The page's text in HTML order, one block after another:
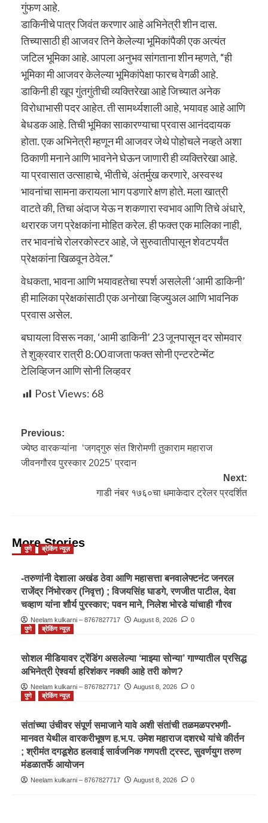
गुंफण आहे.
डाकिनीचे पात्र जिवंत करणार आहे अभिनेत्री शीन दास.
तिच्यासाठी ही आजवर तिने केलेल्या भूमिकांपैकी एक अत्यंत
जटिल भूमिका आहे. आपला अनुभव सांगताना शीन म्हणते, “ही
भूमिका मी आजवर केलेल्या भूमिकांपेक्षा फारच वेगळी आहे.
डाकिनी ही खूप गुंतगुंतीची व्यक्तिरेखा आहे जिच्यात अनेक
विरोधाभासी पदर आहेत. ती सामर्थ्यशाली आहे, भयावह आहे आणि
बेधडक आहे. तिची भूमिका साकारण्याचा प्रवास आनंददायक
होता. एक अभिनेत्री म्हणून मी आजवर जेथे पोहोचले नव्हते अशा
ठिकाणी मनाने आणि भावनेने घेऊन जाणारी ही व्यक्तिरेखा आहे.
या प्रवासात उत्साहाचे, भीतीचे, अंतर्मुख करणारे, अस्वस्थ
भावनांचा सामना करायला भाग पडणारे क्षण होते. मला खात्री
वाटते की, तिचा अंदाज येऊ न शकणारा स्वभाव आणि तिचे अंधारे,
थरारक जग प्रेक्षकांना मोहित करेल. ही फक्त एक मालिका नाही,
तर भावनांचे रोलरकोस्टर आहे, जे सुरुवातीपासून शेवटपर्यंत
प्रेक्षकांना खिळवून ठेवेल.”
वेधकता, भावना आणि भयावहतेचा स्पर्श असलेली ‘आमी डाकिनी’
ही मालिका प्रेक्षकांसाठी एक अनोखा व्हिज्युअल आणि भावनिक
प्रवास असेल.
बघायला विसरू नका, ‘आमी डाकिनी’ 23 जूनपासून दर सोमवार
ते शुक्रवार रात्री 8:00 वाजता फक्त सोनी एन्टरटेन्मेंट
टेलिव्हिजन आणि सोनी लिव्हवर
Post Views: 68
Previous:
ज्येष्ठ वारकऱ्यांना ‘जगद्गुरु संत शिरोमणी तुकाराम महाराज
जीवनगौरव पुरस्कार 2025’ प्रदान
Next:
गाडी नंबर १७६०चा धमाकेदार ट्रेलर प्रदर्शित
More Stories
पुणे ब्रेकिंग न्यूज़
-तरुणांनी देशाला अखंड ठेवा आणि महासत्ता बनवालेफ्टनंट जनरल
राजेंद्र निंभोरकर (निवृत्त) ; विजयसिंह घाडगे, रणजीत पाटील, देवा
चव्हाण यांना शौर्य पुरस्कार; पवन माने, निलेश भोरडे यांचाही गौरव
Neelam kulkarni – 8767827717 August 8, 2026
0
पुणे
ब्रेकिंग न्यूज़
सोशल मीडियावर ट्रेंडिंग असलेल्या ‘माझ्या सोन्या’ गाण्यातील प्रसिद्ध
अभिनेत्री ऐश्वर्या हरिशंकर नक्की आहे तरी कोण?
Neelam kulkarni – 8767827717 August 8, 2026
0
पुणे
ब्रेकिंग न्यूज़
संतांच्या उंचीवर संपूर्ण समाजाने यावे अशी संतांची तळमळपरभणी-
मानवत येथील वारकरीभूषण ह.भ.प. उमेश महाराज दशरथे यांचे कीर्तन
; श्रीमंत दगडूशेठ हलवाई सार्वजनिक गणपती ट्रस्ट, सुवर्णयुग तरुण
मंडळातर्फे आयोजन
Neelam kulkarni – 8767827717 August 8, 2026 0